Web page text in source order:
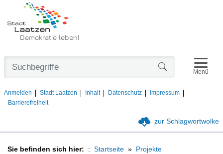
Demokratie leben!
Anmelden Stadt Laatzen Inhalt Datenschutz
Impressum
Barrierefreiheit
Menü
zur Schlagwortwolke
Sie befinden sich hier: Startseite
Projekte